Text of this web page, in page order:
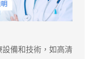
備和技術，如高清